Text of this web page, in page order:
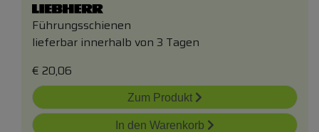
Führungsschienen
lieferbar innerhalb von 3 Tagen
€ 20,06
Zum Produkt
In den Warenkorb